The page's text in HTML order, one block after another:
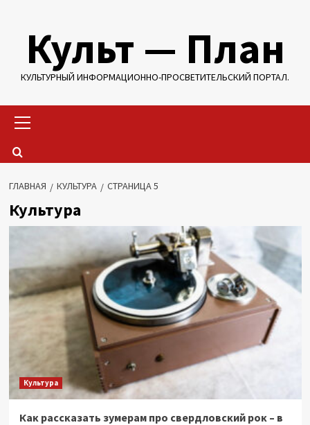
содержимому
Культ — План
КУЛЬТУРНЫЙ ИНФОРМАЦИОННО-ПРОСВЕТИТЕЛЬСКИЙ ПОРТАЛ.
меню
ГЛАВНАЯ КУЛЬТУРА СТРАНИЦА 5
Культура
Культура
Как рассказать зумерам про свердловский рок – в